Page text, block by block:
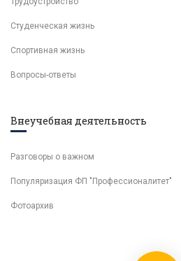
Студенческая жизнь
Спортивная жизнь
Вопросы-ответы
Внеучебная деятельность
Разговоры о важном
Популяризация ФП "Профессионалитет"
Фотоархив